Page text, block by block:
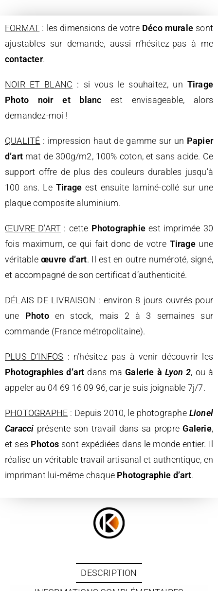
FORMAT : les dimensions de votre Déco murale sont
ajustables sur demande, aussi n’hésitez-pas à me
contacter.
NOIR ET BLANC : si vous le souhaitez, un Tirage
Photo noir et blanc est envisageable, alors
demandez-moi !
QUALITÉ : impression haut de gamme sur un Papier
d’art mat de 300g/m2, 100% coton, et sans acide. Ce
support offre de plus des couleurs durables jusqu’à
100 ans. Le Tirage est ensuite laminé-collé sur une
plaque composite aluminium.
ŒUVRE D’ART : cette Photographie est imprimée 30
fois maximum, ce qui fait donc de votre Tirageune
véritableœuvre d’art. Il est en outre numéroté, signé,
et accompagné de son certificat d’authenticité.
DÉLAIS DE LIVRAISON : environ 8 jours ouvrés pour
une Photoen stock, mais 2 à 3 semaines sur
commande (France métropolitaine).
PLUS D’INFOS : n’hésitez pas à venir découvrir les
Photographies d’art dans maGalerie à Lyon 2, ou à
appeler au 04 69 16 09 96, car je suis joignable 7j/7.
PHOTOGRAPHE : Depuis 2010, le photographe Lionel
Caracci présente son travail dans sa propreGalerie,
et ses Photos sont expédiées dans le monde entier. Il
réalise un véritable travail artisanal et authentique, en
imprimant lui-même chaque Photographie d’art.
DESCRIPTION